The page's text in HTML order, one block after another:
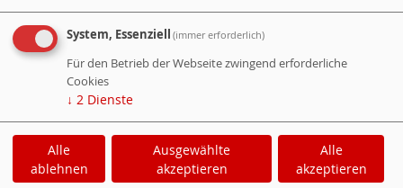
Termine (Atom + Gdata)
Termine (iCalendar)
Termine (vCalendar)
Cookie-Manager|Datenschutzerklärung|
System, Essenziell (immer erforderlich)
Für den Betrieb der Webseite zwingend erforderliche
Cookies
↓ 2 Dienste
Alle
ablehnen
Ausgewählte
akzeptieren
Alle
akzeptieren